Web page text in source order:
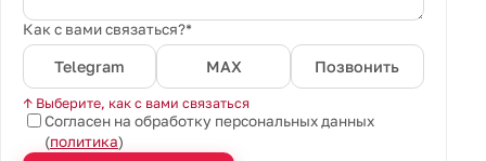
Как с вами связаться?*
Telegram MAX Позвонить
↑ Выберите, как с вами связаться
Согласен на обработку персональных данных
(политика)